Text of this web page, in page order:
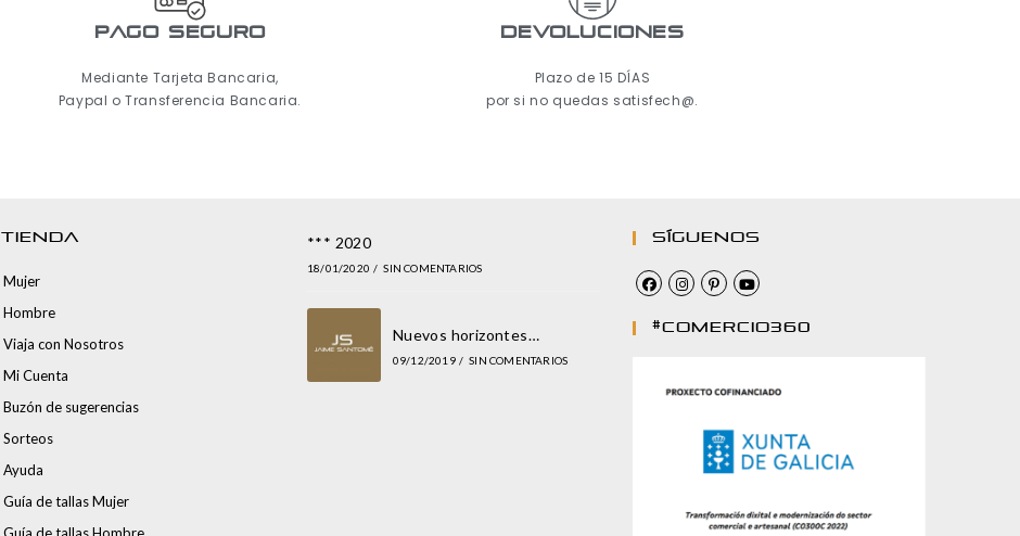
pago seguro
Mediante Tarjeta Bancaria,
Paypal o Transferencia Bancaria.
Devoluciones
Plazo de 15 DÍAS
por si no quedas satisfech@.
TIENDA
Mujer
Hombre
Viaja con Nosotros
Mi Cuenta
Buzón de sugerencias
Sorteos
Ayuda
Guía de tallas Mujer
*** 2020
18/01/2020 / SIN COMENTARIOS
Nuevos horizontes…
09/12/2019 / SIN COMENTARIOS
Síguenos
#comercio360